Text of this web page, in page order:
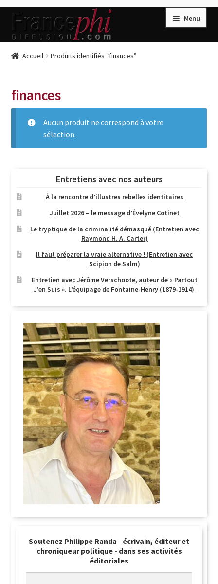
Aller
la
Aller
contenu
Menu
Accueil
Conditions de Vente
Listes d’Envies
Livres de Peter Randa
Livres de Philippe Randa
Login Customizer
Newsletter
Panier
Politique de confidentialité et cookies
Qui sommes-nous ?
Soutien à Philippe Randa
Suivi de la Commande
Accueil Produits identifiés “finances”
finances
Aucun produit ne correspond à votre
sélection.
Entretiens avec nos auteurs
À la rencontre d’illustres rebelles identitaires
Juillet 2026 – le message d’Évelyne Cotinet
Le tryptique de la criminalité démasqué (Entretien avec
Raymond H. A. Carter)
Il faut préparer la vraie alternative ! (Entretien avec
Scipion de Salm)
Entretien avec Jérôme Verschoote, auteur de « Partout
J’en Suis ». L’équipage de Fontaine-Henry (1879-1914)
Soutenez Philippe Randa - écrivain, éditeur et
chroniqueur politique - dans ses activités
éditoriales